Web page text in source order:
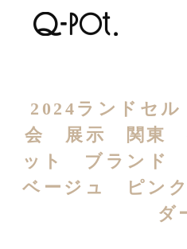
2024ランドセ
会 展示 関東
ット ブラン
ベージュ ピン
ダ